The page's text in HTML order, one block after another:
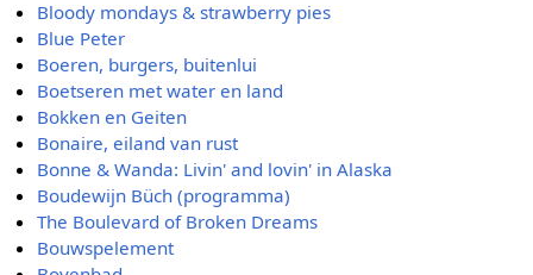
Bloody mondays & strawberry pies
Blue Peter
Boeren, burgers, buitenlui
Boetseren met water en land
Bokken en Geiten
Bonaire, eiland van rust
Bonne & Wanda: Livin' and lovin' in Alaska
Boudewijn Büch (programma)
The Boulevard of Broken Dreams
Bouwspelement